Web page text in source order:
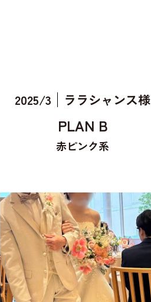
2025/3 ララシャンス様
PLAN B
赤ピンク系